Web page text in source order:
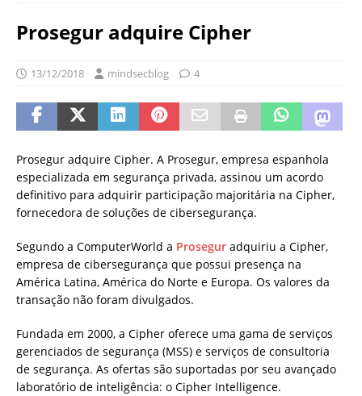
Prosegur adquire Cipher
13/12/2018 mindsecblog 4
Prosegur adquire Cipher. A Prosegur, empresa espanhola
especializada em segurança privada, assinou um acordo
definitivo para adquirir participação majoritária na Cipher,
fornecedora de soluções de cibersegurança.
Segundo a ComputerWorld a Prosegur adquiriu a Cipher,
empresa de cibersegurança que possui presença na
América Latina, América do Norte e Europa. Os valores da
transação não foram divulgados.
Fundada em 2000, a Cipher oferece uma gama de serviços
gerenciados de segurança (MSS) e serviços de consultoria
de segurança. As ofertas são suportadas por seu avançado
laboratório de inteligência: o Cipher Intelligence.